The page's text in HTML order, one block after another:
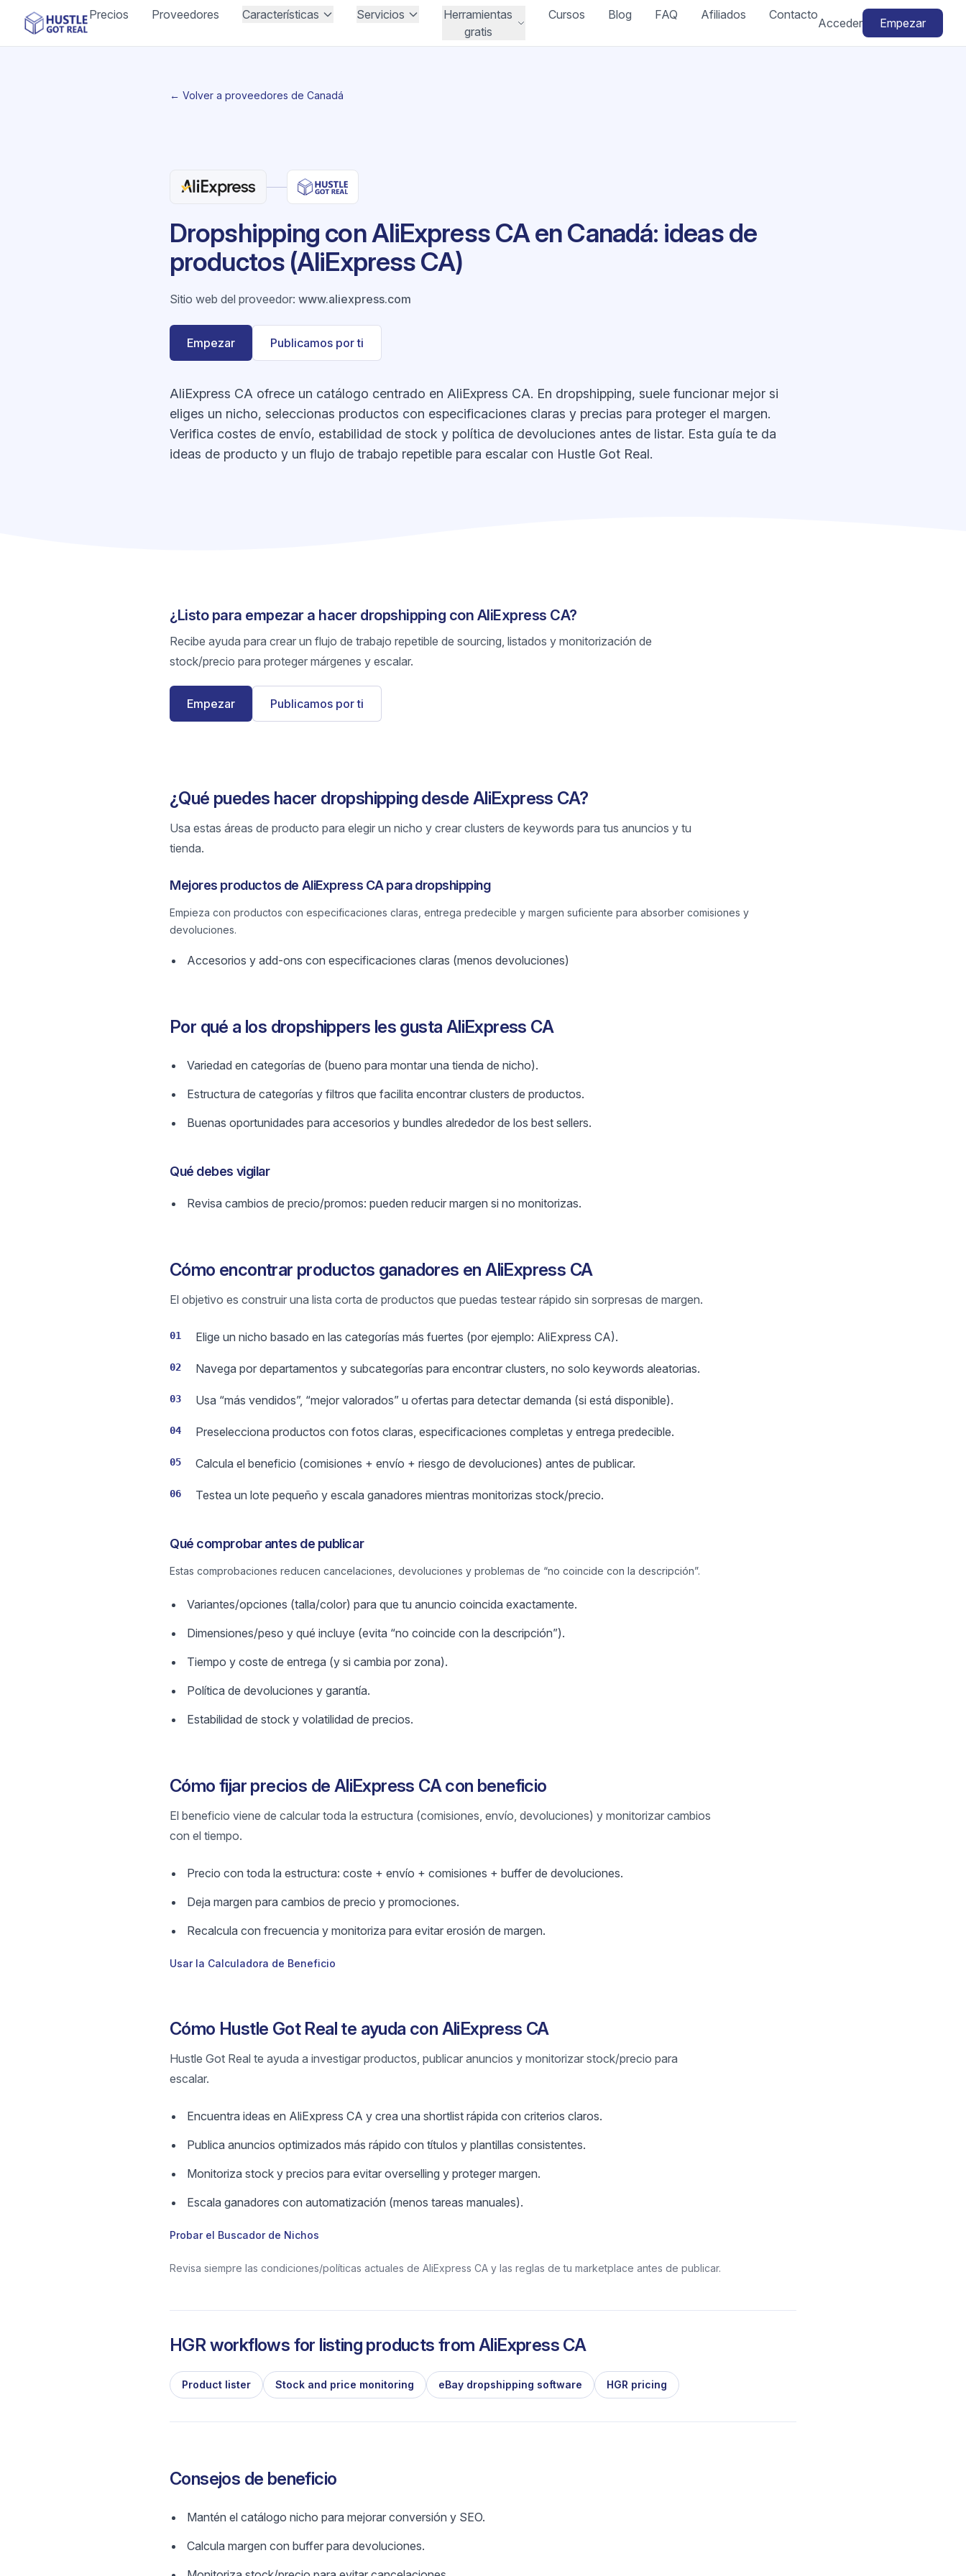
Precios Proveedores Características Servicios
Herramientas
gratis
Cursos Blog FAQ Afiliados Contacto
Acceder Empezar
← Volver a proveedores de Canadá
Dropshipping con AliExpress CA en Canadá: ideas de
productos (AliExpress CA)
Sitio web del proveedor: www.aliexpress.com
Empezar Publicamos por ti
AliExpress CA ofrece un catálogo centrado en AliExpress CA. En dropshipping, suele funcionar mejor si
eliges un nicho, seleccionas productos con especificaciones claras y precias para proteger el margen.
Verifica costes de envío, estabilidad de stock y política de devoluciones antes de listar. Esta guía te da
ideas de producto y un flujo de trabajo repetible para escalar con Hustle Got Real.
¿Listo para empezar a hacer dropshipping con AliExpress CA?
Recibe ayuda para crear un flujo de trabajo repetible de sourcing, listados y monitorización de
stock/precio para proteger márgenes y escalar.
Empezar Publicamos por ti
¿Qué puedes hacer dropshipping desde AliExpress CA?
Usa estas áreas de producto para elegir un nicho y crear clusters de keywords para tus anuncios y tu
tienda.
Mejores productos de AliExpress CA para dropshipping
Empieza con productos con especificaciones claras, entrega predecible y margen suficiente para absorber comisiones y
devoluciones.
Accesorios y add-ons con especificaciones claras (menos devoluciones)
Por qué a los dropshippers les gusta AliExpress CA
Variedad en categorías de (bueno para montar una tienda de nicho).
Estructura de categorías y filtros que facilita encontrar clusters de productos.
Buenas oportunidades para accesorios y bundles alrededor de los best sellers.
Qué debes vigilar
Revisa cambios de precio/promos: pueden reducir margen si no monitorizas.
Cómo encontrar productos ganadores en AliExpress CA
El objetivo es construir una lista corta de productos que puedas testear rápido sin sorpresas de margen.
01 Elige un nicho basado en las categorías más fuertes (por ejemplo: AliExpress CA).
02 Navega por departamentos y subcategorías para encontrar clusters, no solo keywords aleatorias.
03 Usa “más vendidos”, “mejor valorados” u ofertas para detectar demanda (si está disponible).
04 Preselecciona productos con fotos claras, especificaciones completas y entrega predecible.
05 Calcula el beneficio (comisiones + envío + riesgo de devoluciones) antes de publicar.
06 Testea un lote pequeño y escala ganadores mientras monitorizas stock/precio.
Qué comprobar antes de publicar
Estas comprobaciones reducen cancelaciones, devoluciones y problemas de “no coincide con la descripción”.
Variantes/opciones (talla/color) para que tu anuncio coincida exactamente.
Dimensiones/peso y qué incluye (evita “no coincide con la descripción”).
Tiempo y coste de entrega (y si cambia por zona).
Política de devoluciones y garantía.
Estabilidad de stock y volatilidad de precios.
Cómo fijar precios de AliExpress CA con beneficio
El beneficio viene de calcular toda la estructura (comisiones, envío, devoluciones) y monitorizar cambios
con el tiempo.
Precio con toda la estructura: coste + envío + comisiones + buffer de devoluciones.
Deja margen para cambios de precio y promociones.
Recalcula con frecuencia y monitoriza para evitar erosión de margen.
Usar la Calculadora de Beneficio
Cómo Hustle Got Real te ayuda con AliExpress CA
Hustle Got Real te ayuda a investigar productos, publicar anuncios y monitorizar stock/precio para
escalar.
Encuentra ideas en AliExpress CA y crea una shortlist rápida con criterios claros.
Publica anuncios optimizados más rápido con títulos y plantillas consistentes.
Monitoriza stock y precios para evitar overselling y proteger margen.
Escala ganadores con automatización (menos tareas manuales).
Probar el Buscador de Nichos
Revisa siempre las condiciones/políticas actuales de AliExpress CA y las reglas de tu marketplace antes de publicar.
HGR workflows for listing products from AliExpress CA
Product lister Stock and price monitoring eBay dropshipping software HGR pricing
Consejos de beneficio
Mantén el catálogo nicho para mejorar conversión y SEO.
Calcula margen con buffer para devoluciones.